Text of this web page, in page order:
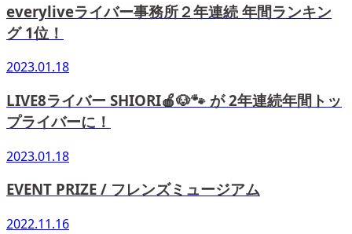
everyliveライバー事務所２年連続 年間ランキン
グ 1位！
2023.01.18
LIVE8ライバー SHIORI🍎🐶🐾 が 2年連続年間トッ
プライバーに！
2023.01.18
EVENT PRIZE / フレンズミュージアム
2022.11.16